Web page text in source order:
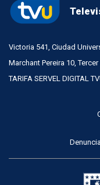
Victoria 541, Ciudad
Marchant Pereira 10,
TARIFA SERVEL DIGITAL